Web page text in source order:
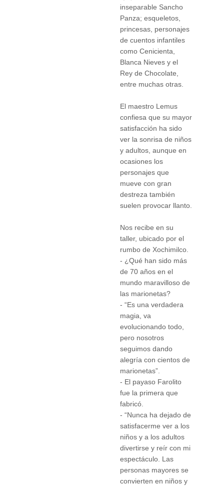
inseparable Sancho
Panza; esqueletos,
princesas, personajes
de cuentos infantiles
como Cenicienta,
Blanca Nieves y el
Rey de Chocolate,
entre muchas otras.
El maestro Lemus
confiesa que su mayor
satisfacción ha sido
ver la sonrisa de niños
y adultos, aunque en
ocasiones los
personajes que
mueve con gran
destreza también
suelen provocar llanto.
Nos recibe en su
taller, ubicado por el
rumbo de Xochimilco.
- ¿Qué han sido más
de 70 años en el
mundo maravilloso de
las marionetas?
- “Es una verdadera
magia, va
evolucionando todo,
pero nosotros
seguimos dando
alegría con cientos de
marionetas”.
- El payaso Farolito
fue la primera que
fabricó.
- “Nunca ha dejado de
satisfacerme ver a los
niños y a los adultos
divertirse y reír con mi
espectáculo. Las
personas mayores se
convierten en niños y